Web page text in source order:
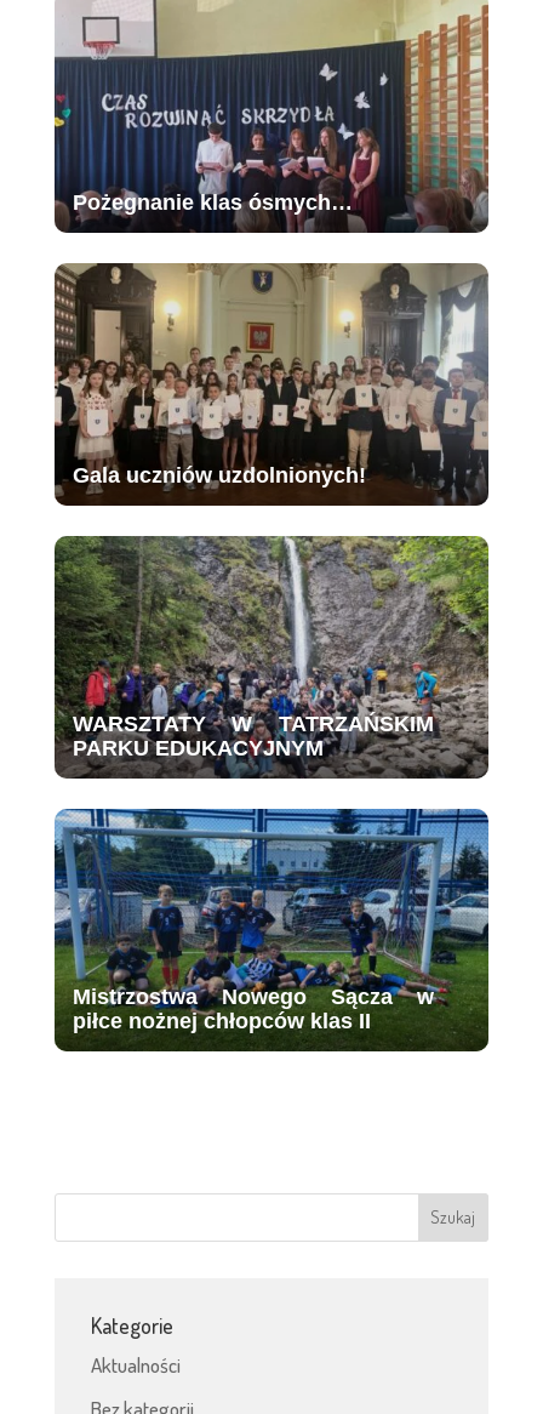
Pożegnanie klas ósmych…
Gala uczniów uzdolnionych!
WARSZTATY W TATRZAŃSKIM
PARKU EDUKACYJNYM
Mistrzostwa Nowego Sącza w
piłce nożnej chłopców klas II
Kategorie
Aktualności